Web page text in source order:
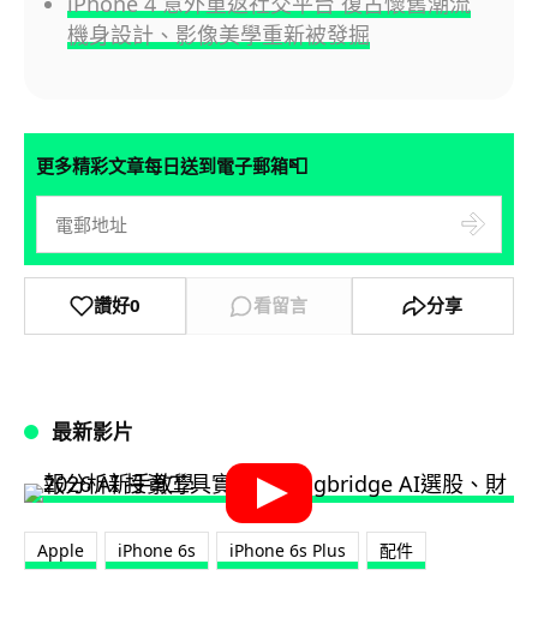
機身設計、影像美學重新被發掘
更多精彩文章每日送到電子郵箱📮
讚好0 看留言 分享
最新影片
Apple iPhone 6s iPhone 6s Plus 配件